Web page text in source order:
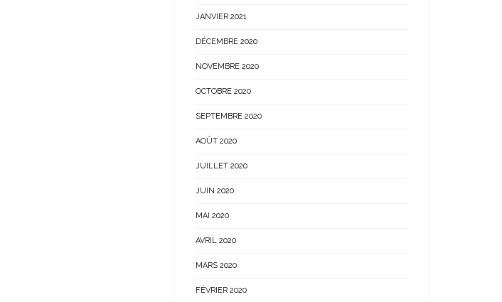
JANVIER 2021
DÉCEMBRE 2020
NOVEMBRE 2020
OCTOBRE 2020
SEPTEMBRE 2020
AOÛT 2020
JUILLET 2020
JUIN 2020
MAI 2020
AVRIL 2020
MARS 2020
FÉVRIER 2020